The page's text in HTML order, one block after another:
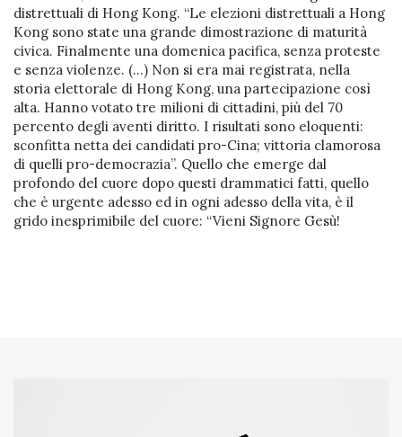
distrettuali di Hong Kong. “Le elezioni distrettuali a Hong
Kong sono state una grande dimostrazione di maturità
civica. Finalmente una domenica pacifica, senza proteste
e senza violenze. (…) Non si era mai registrata, nella
storia elettorale di Hong Kong, una partecipazione così
alta. Hanno votato tre milioni di cittadini, più del 70
percento degli aventi diritto. I risultati sono eloquenti:
sconfitta netta dei candidati pro-Cina; vittoria clamorosa
di quelli pro-democrazia”. Quello che emerge dal
profondo del cuore dopo questi drammatici fatti, quello
che è urgente adesso ed in ogni adesso della vita, è il
grido inesprimibile del cuore: “Vieni Signore Gesù!